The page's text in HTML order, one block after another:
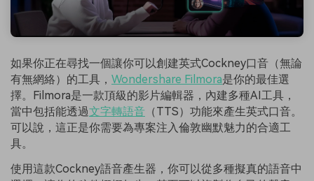
如果你正在尋找一個讓你可以創建英式Cockney口音（無論
有無網絡）的工具， Wondershare Filmora是你的最佳選
擇。Filmora是一款頂級的影片編輯器，內建多種AI工具，
當中包括能透過文字轉語音 （TTS）功能來產生英式口音。
可以說，這正是你需要為專案注入倫敦幽默魅力的合適工
具。
使用這款Cockney語音產生器，你可以從多種擬真的語音中